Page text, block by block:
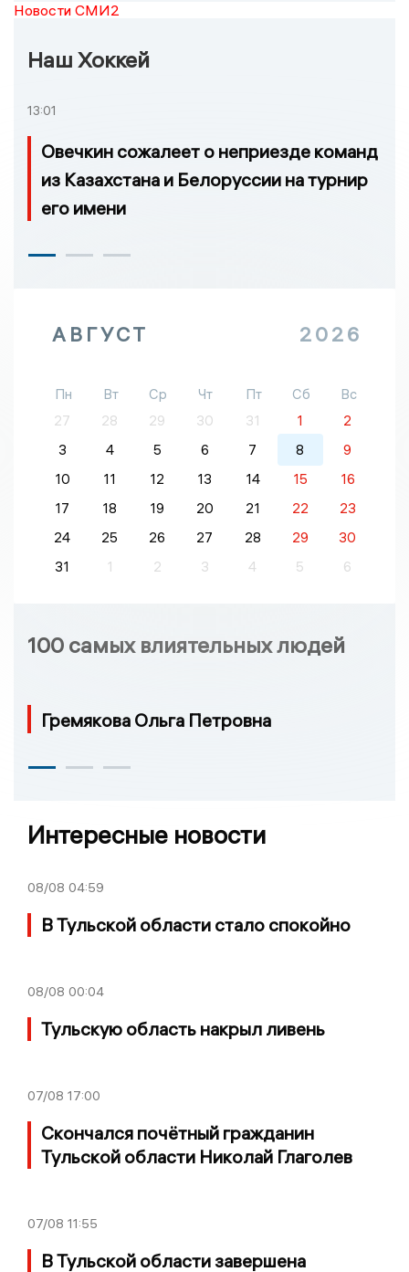
Новости СМИ2
Наш Хоккей
13:01
Овечкин сожалеет о неприезде команд
из Казахстана и Белоруссии на турнир
его имени
АВГУСТ 2026
Пн Вт Ср Чт Пт Сб
Вс
27
28 29 30 31 1
2
3
4 5 6 7 8
9
10
11 12 13 14 15
16
17
18 19 20 21 22
23
24
25 26 27 28 29
30
31
1 2 3 4 5 6
100 самых влиятельных людей
Гремякова Ольга Петровна
Интересные новости
08/08 04:59
В Тульской области стало спокойно
08/08 00:04
Тульскую область накрыл ливень
07/08 17:00
Скончался почётный гражданин
Тульской области Николай Глаголев
07/08 11:55
В Тульской области завершена